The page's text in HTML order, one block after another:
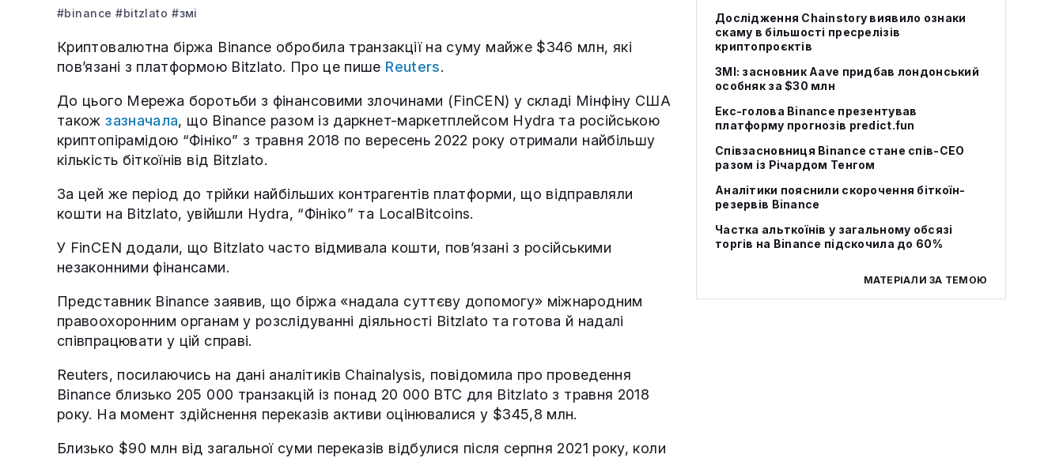
Дослідження Chainstory виявило ознаки
скаму в більшості пресрелізів
криптопроєктів
ЗМІ: засновник Aave придбав лондонський
особняк за $30 млн
Екс-голова Binance презентував
платформу прогнозів predict.fun
Співзасновниця Binance стане спів-CEO
разом із Річардом Тенгом
Аналітики пояснили скорочення біткоїн-
резервів Binance
Частка альткоїнів у загальному обсязі
торгів на Binance підскочила до 60%
МАТЕРІАЛИ ЗА ТЕМОЮ
#binance #bitzlato #змі
Криптовалютна біржа Binance обробила транзакції на суму майже $346 млн, які
пов’язані з платформою Bitzlato. Про це пише Reuters.
До цього Мережа боротьби з фінансовими злочинами (FinCEN) у складі Мінфіну США
такожзазначала, що Binance разом із даркнет-маркетплейсом Hydra та російською
криптопірамідою “Фініко” з травня 2018 по вересень 2022 року отримали найбільшу
кількість біткоїнів від Bitzlato.
За цей же період до трійки найбільших контрагентів платформи, що відправляли
кошти на Bitzlato, увійшли Hydra, “Фініко” та LocalBitcoins.
У FinCEN додали, що Bitzlato часто відмивала кошти, пов’язані з російськими
незаконними фінансами.
Представник Binance заявив, що біржа «надала суттєву допомогу» міжнародним
правоохоронним органам у розслідуванні діяльності Bitzlato та готова й надалі
співпрацювати у цій справі.
Reuters, посилаючись на дані аналітиків Chainalysis, повідомила про проведення
Binance близько 205 000 транзакцій із понад 20 000 ВТС для Bitzlato з травня 2018
року. На момент здійснення переказів активи оцінювалися у $345,8 млн.
Близько $90 млн від загальної суми переказів відбулися після серпня 2021 року, коли